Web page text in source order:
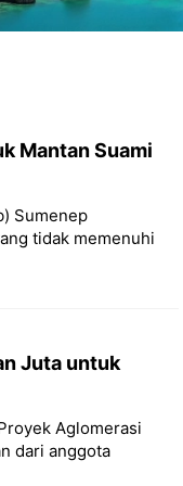
Mantan Suami
Sumenep
tidak memenuhi
Juta untuk
Aglomerasi
dari anggota